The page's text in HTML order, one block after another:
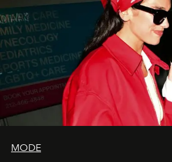
MODE